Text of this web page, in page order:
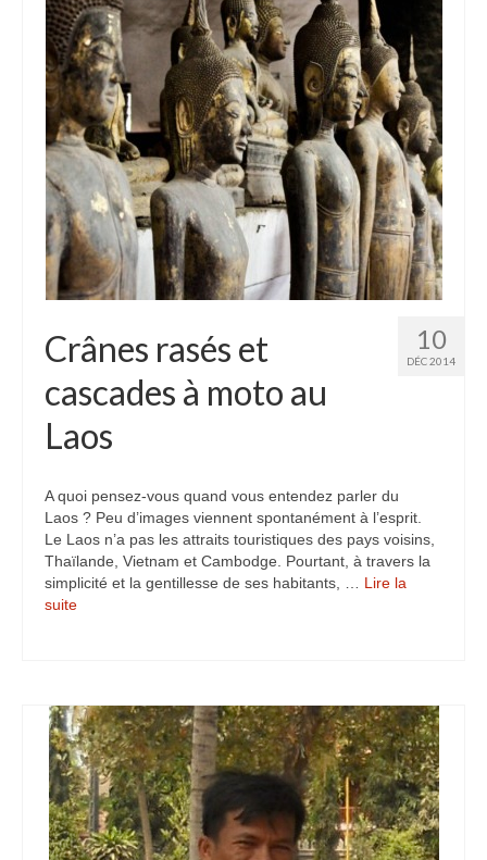
10
DÉC 2014
Crânes rasés et
cascades à moto au
Laos
A quoi pensez-vous quand vous entendez parler du
Laos ? Peu d’images viennent spontanément à l’esprit.
Le Laos n’a pas les attraits touristiques des pays voisins,
Thaïlande, Vietnam et Cambodge. Pourtant, à travers la
simplicité et la gentillesse de ses habitants, … Lire la
suite­­